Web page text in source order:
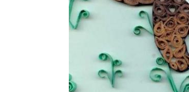
Осенняя корзинка